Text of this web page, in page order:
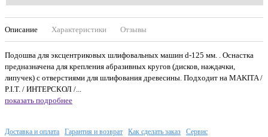
Описание Характеристики Отзывы
Подошва для эксцентриковых шлифовальных машин d-125 мм. . Оснастка
предназначена для крепления абразивных кругов (дисков, наждачки,
липучек) с отверстиями для шлифования древесины. Подходит на MAKITA /
P.I.T. / ИНТЕРСКОЛ /...
показать подробнее
Доставка и оплата Гарантия и возврат Как сделать заказ Сервис